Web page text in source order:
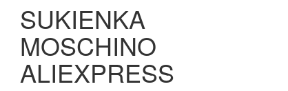
SUKIENKA
MOSCHINO
ALIEXPRESS